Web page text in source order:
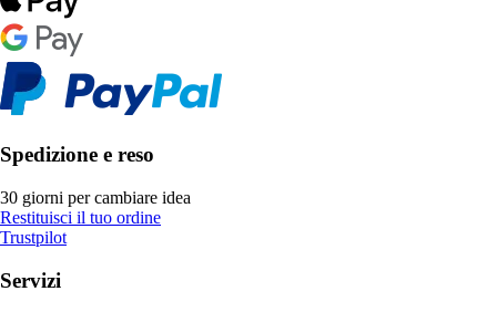
Spedizione e reso
30 giorni per cambiare idea
Restituisci il tuo ordine
Trustpilot
Servizi